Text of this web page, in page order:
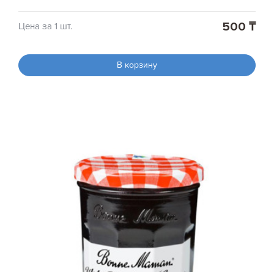
Цена за 1 шт. 500 ₸
В корзину